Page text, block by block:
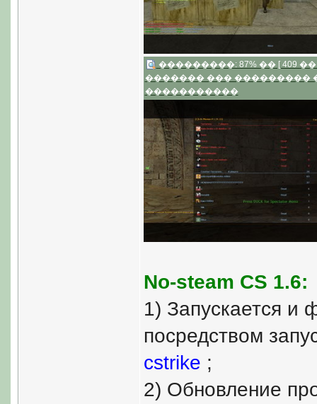
���������: 87% �� [ 409 ��
������� ��� ���������
�����������
No-steam CS 1.6:
1) Запускается и
посредством
cstrike ;
2) Обновление